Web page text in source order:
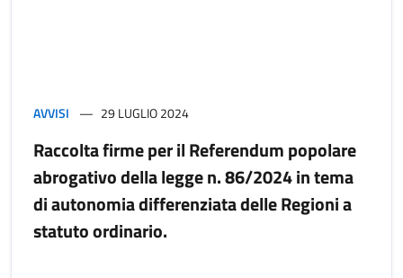
AVVISI 29 LUGLIO 2024
Raccolta firme per il Referendum popolare
abrogativo della legge n. 86/2024 in tema
di autonomia differenziata delle Regioni a
statuto ordinario.